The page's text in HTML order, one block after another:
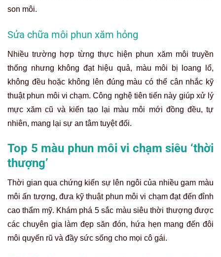
son môi.
Sửa chữa môi phun xăm hỏng
Nhiều trường hợp từng thực hiện phun xăm môi truyền
thống nhưng không đạt hiệu quả, màu môi bị loang lổ,
không đều hoặc không lên đúng màu có thể cân nhắc kỹ
thuật phun môi vi chạm. Công nghệ tiên tiến này giúp xử lý
mực xăm cũ và kiến tạo lại màu môi mới đồng đều, tự
nhiên, mang lại sự an tâm tuyệt đối.
Top 5 màu phun môi vi chạm siêu ‘thời
thượng’
Thời gian qua chứng kiến sự lên ngôi của nhiều gam màu
môi ấn tượng, đưa kỹ thuật phun môi vi chạm đạt đến đỉnh
cao thẩm mỹ. Khám phá 5 sắc màu siêu thời thượng được
các chuyên gia làm đẹp săn đón, hứa hẹn mang đến đôi
môi quyến rũ và đầy sức sống cho mọi cô gái.